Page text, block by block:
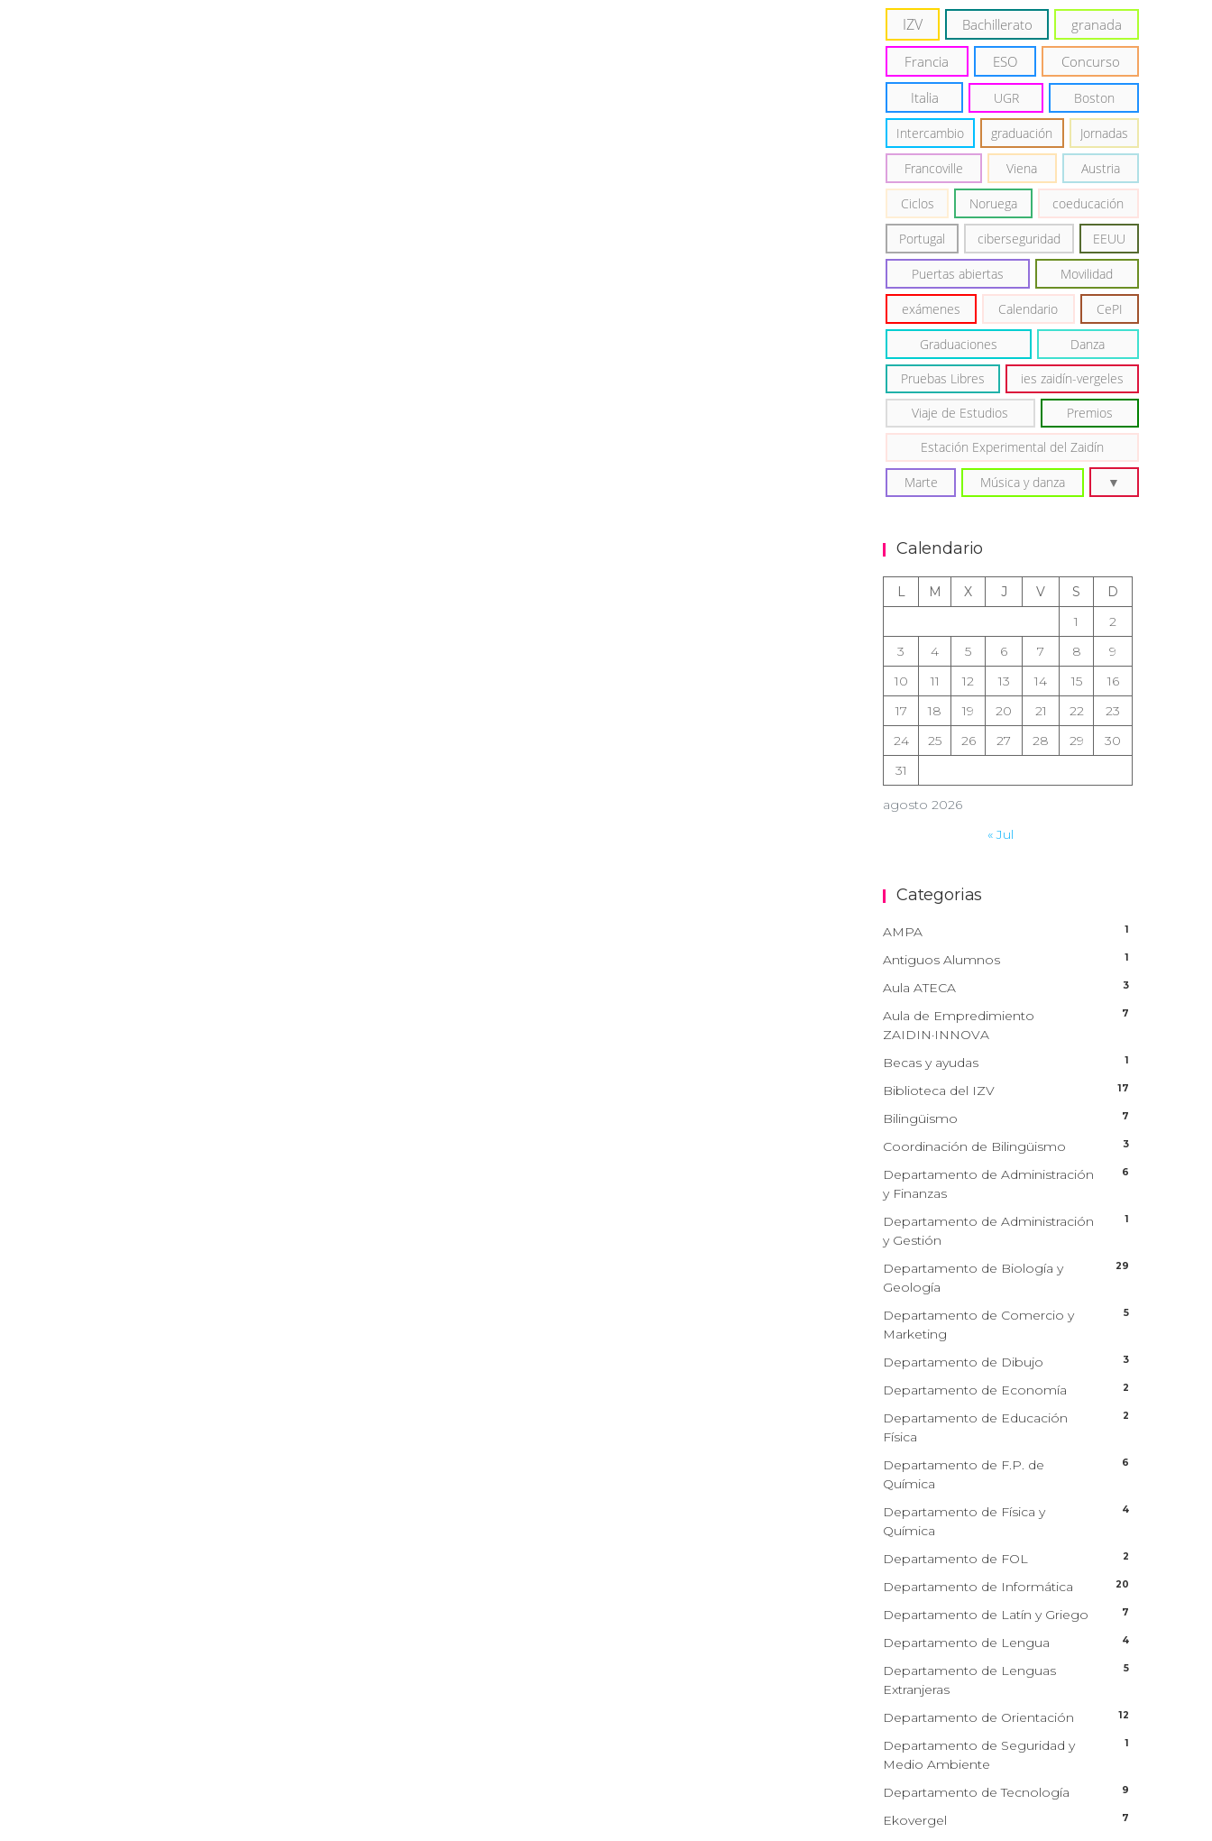
IZV Bachillerato granada
Francia ESO
Concurso
Italia
UGR Boston
Intercambio graduación Jornadas
Francoville Viena Austria
Ciclos Noruega coeducación
Portugal ciberseguridad EEUU
Puertas abiertas Movilidad
exámenes Calendario CePI
Graduaciones Danza
Pruebas Libres ies zaidín-vergeles
Viaje de Estudios Premios
Estación Experimental del Zaidín
Marte Música y danza
Calendario
agosto 2026
L M X J V S
D
1
2
3
4 5 6 7 8
9
10
11 12 13 14 15
16
17
18 19 20 21 22
23
24
25 26 27 28 29
30
31
« Jul
Categorias
AMPA 1
Antiguos Alumnos 1
Aula ATECA 3
Aula de Empredimiento
ZAIDIN·INNOVA
7
Becas y ayudas 1
Biblioteca del IZV 17
Bilingüismo 7
Coordinación de Bilingüismo 3
Departamento de Administración
y Finanzas
6
Departamento de Administración
y Gestión
1
Departamento de Biología y
Geología
29
Departamento de Comercio y
Marketing
5
Departamento de Dibujo 3
Departamento de Economía 2
Departamento de Educación
Física
2
Departamento de F.P. de
Química
6
Departamento de Física y
Química
4
Departamento de FOL 2
Departamento de Informática 20
Departamento de Latín y Griego 7
Departamento de Lengua 4
Departamento de Lenguas
Extranjeras
5
Departamento de Orientación 12
Departamento de Seguridad y
Medio Ambiente
1
Departamento de Tecnología 9
Ekovergel 7